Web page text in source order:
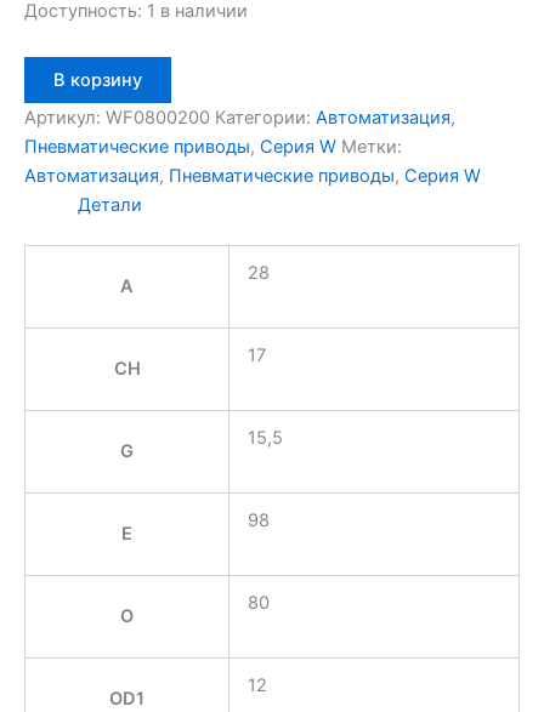
Доступность: 1 в наличии
товара
Aignep
WF0800200
В корзину
Артикул: WF0800200 Категории: Автоматизация,
Пневматические приводы, Серия W Метки:
Автоматизация, Пневматические приводы, Серия W
Детали
A
28
CH
17
G
15,5
E
98
O
80
OD1
12